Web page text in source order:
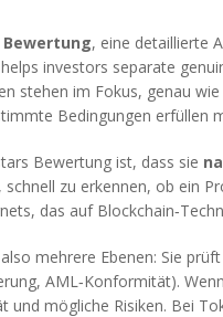
, eine detaillierte
investors separate
stehen im Fokus, genau wie
Bedingungen erfüllen
Bewertung ist, dass sie
zu erkennen, ob ein
das auf
mehrere Ebenen: Sie
AML‑Konformität).
und mögliche Risiken. Bei